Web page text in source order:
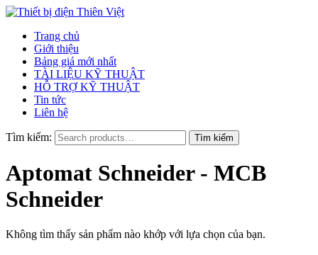
Trang chủ
Giới thiệu
Bảng giá mới nhất
TÀI LIỆU KỸ THUẬT
HỖ TRỢ KỸ THUẬT
Tin tức
Liên hệ
Tìm kiếm:
Aptomat Schneider - MCB
Schneider
Không tìm thấy sản phẩm nào khớp với lựa chọn của bạn.